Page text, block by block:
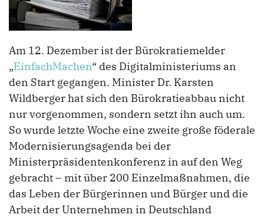
Am 12. Dezember ist der Bürokratiemelder
„EinfachMachen“ des Digitalministeriums an
den Start gegangen. Minister Dr. Karsten
Wildberger hat sich den Bürokratieabbau nicht
nur vorgenommen, sondern setzt ihn auch um.
So wurde letzte Woche eine zweite große föderale
Modernisierungsagenda bei der
Ministerpräsidentenkonferenz in auf den Weg
gebracht – mit über 200 Einzelmaßnahmen, die
das Leben der Bürgerinnen und Bürger und die
Arbeit der Unternehmen in Deutschland